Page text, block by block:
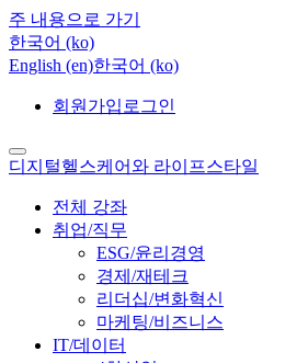
주 내용으로 가기
한국어 ‎(ko)‎
English ‎(en)‎한국어 ‎(ko)‎
회원가입 로그인
디지털헬스케어와 라이프스타일
전체 강좌
취업/직무
ESG/윤리경영
경제/재테크
리더십/변화혁신
마케팅/비즈니스
IT/데이터